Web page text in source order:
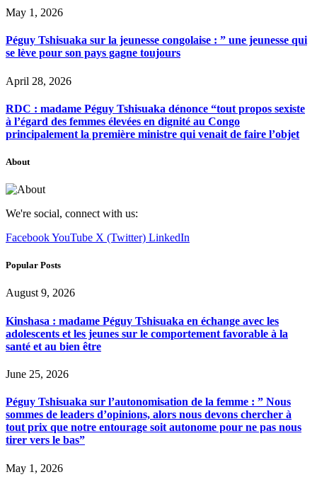
May 1, 2026
Péguy Tshisuaka sur la jeunesse congolaise : ” une jeunesse qui
se lève pour son pays gagne toujours
April 28, 2026
RDC : madame Péguy Tshisuaka dénonce “tout propos sexiste
à l’égard des femmes élevées en dignité au Congo
principalement la première ministre qui venait de faire l’objet
About
We're social, connect with us:
FacebookYouTube X (Twitter) LinkedIn
Popular Posts
August 9, 2026
Kinshasa : madame Péguy Tshisuaka en échange avec les
adolescents et les jeunes sur le comportement favorable à la
santé et au bien être
June 25, 2026
Péguy Tshisuaka sur l’autonomisation de la femme : ” Nous
sommes de leaders d’opinions, alors nous devons chercher à
tout prix que notre entourage soit autonome pour ne pas nous
tirer vers le bas”
May 1, 2026